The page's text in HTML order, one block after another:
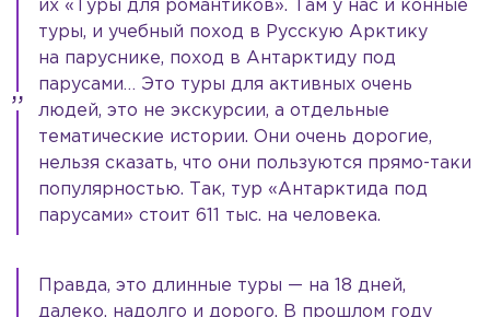
их «Туры для романтиков». Там у нас и конные
туры, и учебный поход в Русскую Арктику
на паруснике, поход в Антарктиду под
парусами… Это туры для активных очень
людей, это не экскурсии, а отдельные
тематические истории. Они очень дорогие,
нельзя сказать, что они пользуются прямо-таки
популярностью. Так, тур «Антарктида под
парусами» стоит 611 тыс. на человека.
Правда, это длинные туры — на 18 дней,
далеко, надолго и дорого. В прошлом году